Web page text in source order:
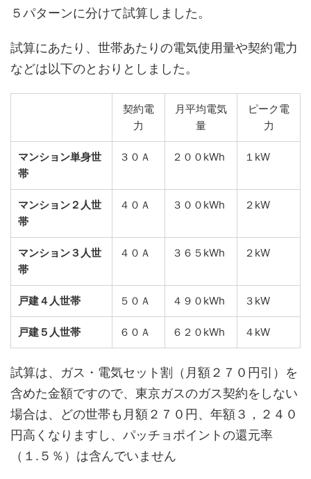
５パターンに分けて試算しました。
試算にあたり、世帯あたりの電気使用量や契約電力
などは以下のとおりとしました。
契約電
力
月平均電気
量
ピーク電
力
マンション単身世
帯
３０Ａ ２００kWh １kW
マンション２人世
帯
４０Ａ ３００kWh ２kW
マンション３人世
帯
４０Ａ ３６５kWh ２kW
戸建４人世帯 ５０Ａ ４９０kWh ３kW
戸建５人世帯 ６０Ａ ６２０kWh ４kW
試算は、ガス・電気セット割（月額２７０円引）を
含めた金額ですので、東京ガスのガス契約をしない
場合は、どの世帯も月額２７０円、年額３，２４０
円高くなりますし、パッチョポイントの還元率
（１.５％）は含んでいません